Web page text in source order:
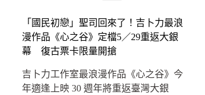
「國民初戀」聖司回來了！吉卜力最浪
漫作品《心之谷》定檔5／29重返大銀
幕 復古票卡限量開搶
吉卜力工作室最浪漫作品《心之谷》今
年適逢上映 30 週年將重返臺灣大銀